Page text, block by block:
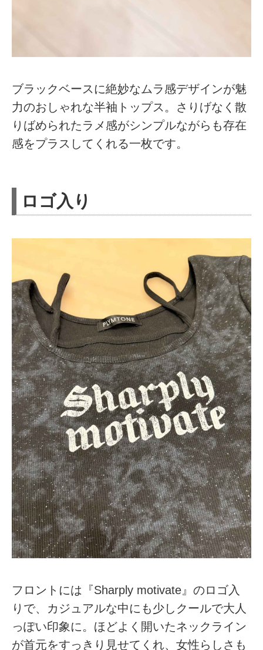
ブラックベースに絶妙なムラ感デザインが魅
力のおしゃれな半袖トップス。さりげなく散
りばめられたラメ感がシンプルながらも存在
感をプラスしてくれる一枚です。
ロゴ入り
フロントには『Sharply motivate』のロゴ入
りで、カジュアルな中にも少しクールで大人
っぽい印象に。ほどよく開いたネックライン
が首元をすっきり見せてくれ、女性らしさも